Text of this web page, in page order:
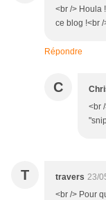
<br /> Houla
ce blog !<br /
Répondre
C
<br
T travers 23/
<br /> Pour